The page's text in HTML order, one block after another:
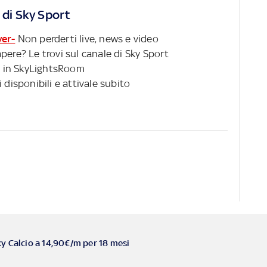
Sky Sport
Non perderti live, news e video
Le trovi sul canale di Sky Sport
SkyLightsRoom
disponibili e attivale subito
Calcio a 14,90€/m per 18 mesi